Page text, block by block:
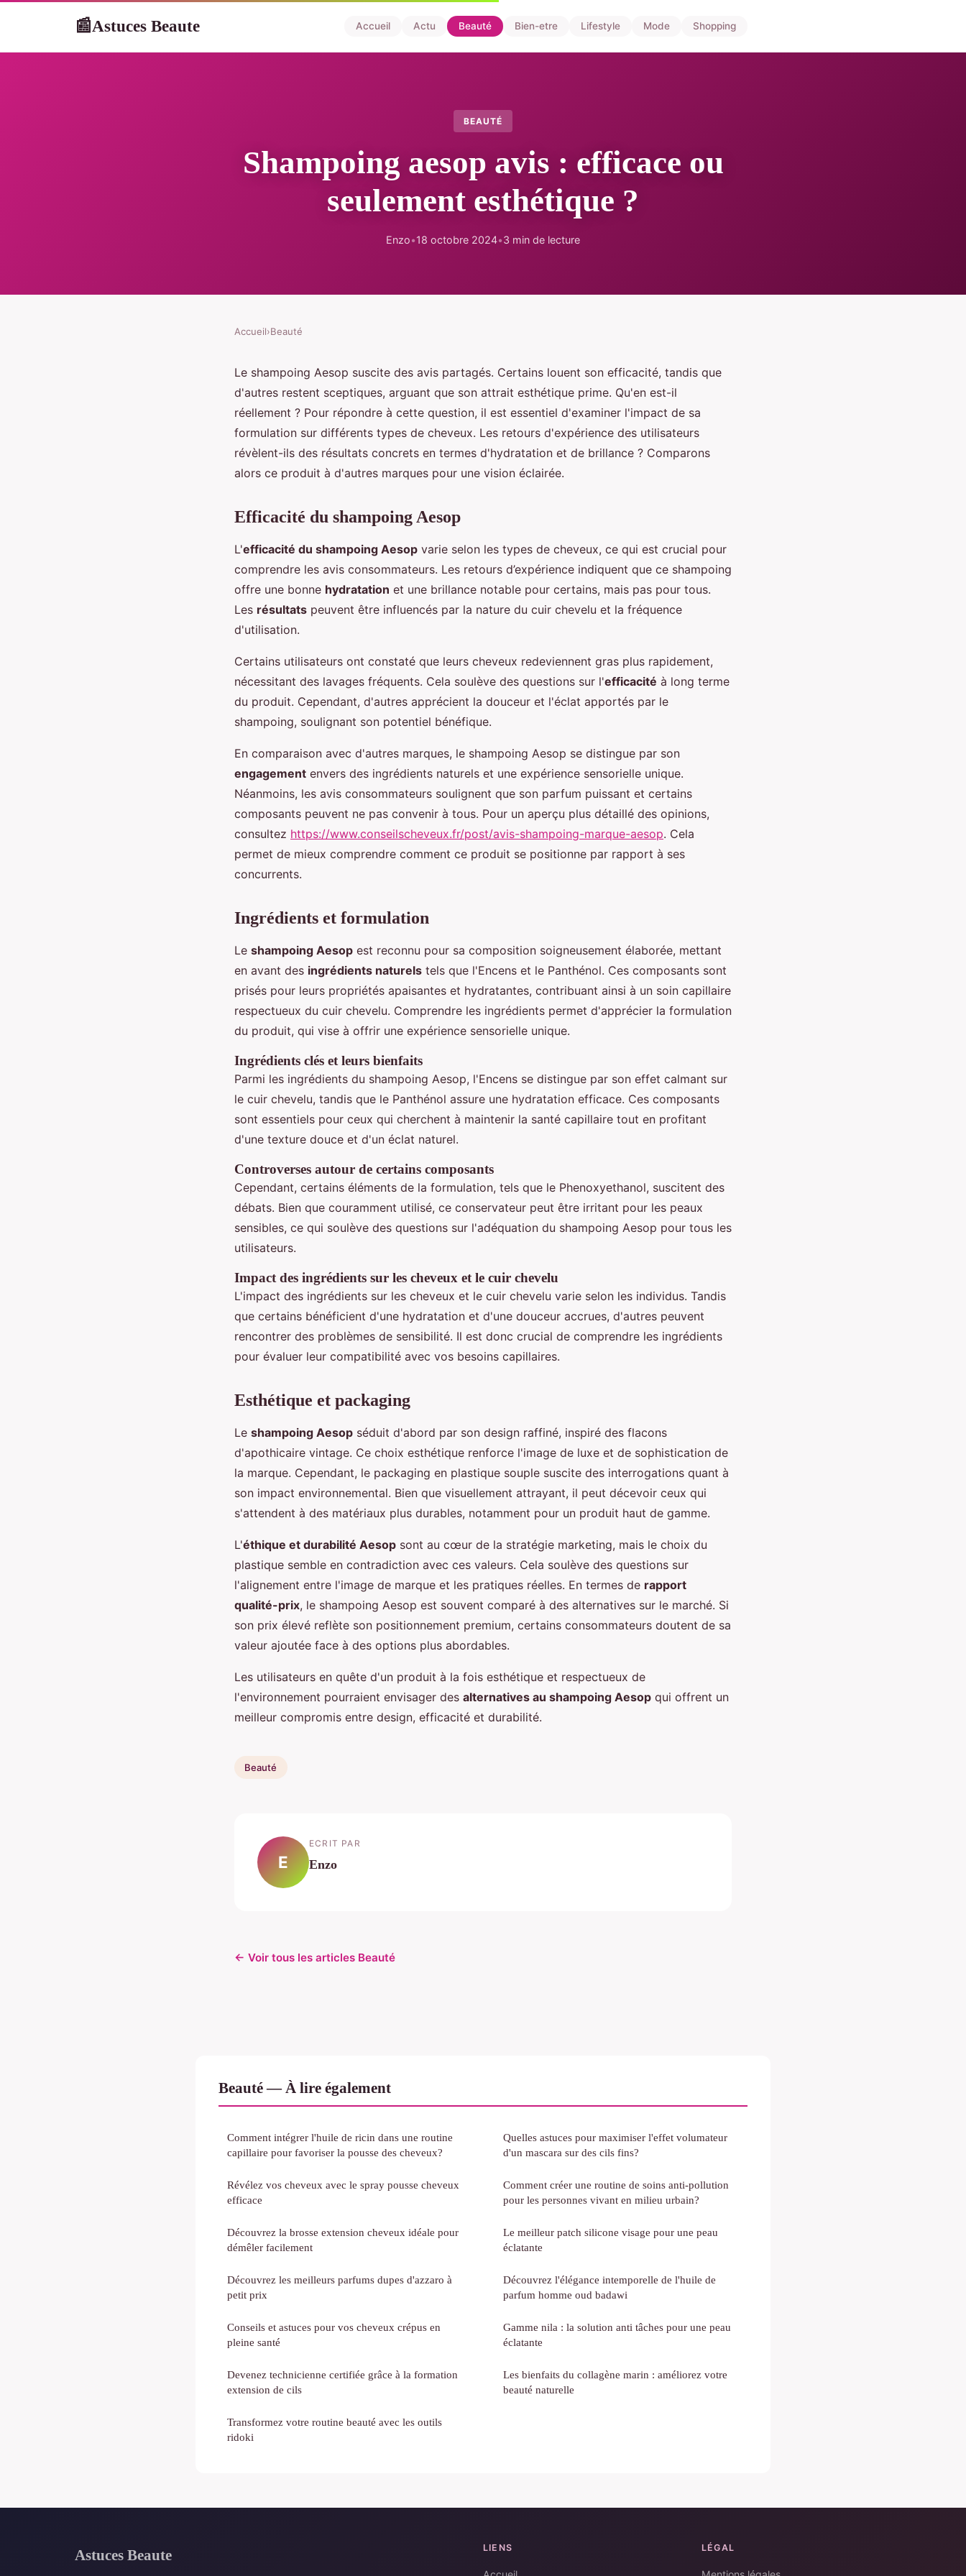
📰Astuces Beaute Accueil Actu Beauté Bien-etre Lifestyle Mode Shopping
BEAUTÉ
Shampoing aesop avis : efficace ou
seulement esthétique ?
Enzo•18 octobre 2024•3 min de lecture
Accueil›Beauté
Le shampoing Aesop suscite des avis partagés. Certains louent son efficacité, tandis que
d'autres restent sceptiques, arguant que son attrait esthétique prime. Qu'en est-il
réellement ? Pour répondre à cette question, il est essentiel d'examiner l'impact de sa
formulation sur différents types de cheveux. Les retours d'expérience des utilisateurs
révèlent-ils des résultats concrets en termes d'hydratation et de brillance ? Comparons
alors ce produit à d'autres marques pour une vision éclairée.
Efficacité du shampoing Aesop
L'efficacité du shampoing Aesop varie selon les types de cheveux, ce qui est crucial pour
comprendre les avis consommateurs. Les retours d’expérience indiquent que ce shampoing
offre une bonne hydratation et une brillance notable pour certains, mais pas pour tous.
Les résultats peuvent être influencés par la nature du cuir chevelu et la fréquence
d'utilisation.
Certains utilisateurs ont constaté que leurs cheveux redeviennent gras plus rapidement,
nécessitant des lavages fréquents. Cela soulève des questions sur l'efficacité à long terme
du produit. Cependant, d'autres apprécient la douceur et l'éclat apportés par le
shampoing, soulignant son potentiel bénéfique.
En comparaison avec d'autres marques, le shampoing Aesop se distingue par son
engagement envers des ingrédients naturels et une expérience sensorielle unique.
Néanmoins, les avis consommateurs soulignent que son parfum puissant et certains
composants peuvent ne pas convenir à tous. Pour un aperçu plus détaillé des opinions,
consultez https://www.conseilscheveux.fr/post/avis-shampoing-marque-aesop. Cela
permet de mieux comprendre comment ce produit se positionne par rapport à ses
concurrents.
Ingrédients et formulation
Le shampoing Aesop est reconnu pour sa composition soigneusement élaborée, mettant
en avant des ingrédients naturels tels que l'Encens et le Panthénol. Ces composants sont
prisés pour leurs propriétés apaisantes et hydratantes, contribuant ainsi à un soin capillaire
respectueux du cuir chevelu. Comprendre les ingrédients permet d'apprécier la formulation
du produit, qui vise à offrir une expérience sensorielle unique.
Ingrédients clés et leurs bienfaits
Parmi les ingrédients du shampoing Aesop, l'Encens se distingue par son effet calmant sur
le cuir chevelu, tandis que le Panthénol assure une hydratation efficace. Ces composants
sont essentiels pour ceux qui cherchent à maintenir la santé capillaire tout en profitant
d'une texture douce et d'un éclat naturel.
Controverses autour de certains composants
Cependant, certains éléments de la formulation, tels que le Phenoxyethanol, suscitent des
débats. Bien que couramment utilisé, ce conservateur peut être irritant pour les peaux
sensibles, ce qui soulève des questions sur l'adéquation du shampoing Aesop pour tous les
utilisateurs.
Impact des ingrédients sur les cheveux et le cuir chevelu
L'impact des ingrédients sur les cheveux et le cuir chevelu varie selon les individus. Tandis
que certains bénéficient d'une hydratation et d'une douceur accrues, d'autres peuvent
rencontrer des problèmes de sensibilité. Il est donc crucial de comprendre les ingrédients
pour évaluer leur compatibilité avec vos besoins capillaires.
Esthétique et packaging
Le shampoing Aesop séduit d'abord par son design raffiné, inspiré des flacons
d'apothicaire vintage. Ce choix esthétique renforce l'image de luxe et de sophistication de
la marque. Cependant, le packaging en plastique souple suscite des interrogations quant à
son impact environnemental. Bien que visuellement attrayant, il peut décevoir ceux qui
s'attendent à des matériaux plus durables, notamment pour un produit haut de gamme.
L'éthique et durabilité Aesop sont au cœur de la stratégie marketing, mais le choix du
plastique semble en contradiction avec ces valeurs. Cela soulève des questions sur
l'alignement entre l'image de marque et les pratiques réelles. En termes de rapport
qualité-prix, le shampoing Aesop est souvent comparé à des alternatives sur le marché. Si
son prix élevé reflète son positionnement premium, certains consommateurs doutent de sa
valeur ajoutée face à des options plus abordables.
Les utilisateurs en quête d'un produit à la fois esthétique et respectueux de
l'environnement pourraient envisager des alternatives au shampoing Aesop qui offrent un
meilleur compromis entre design, efficacité et durabilité.
Beauté
E
ECRIT PAR
Enzo
← Voir tous les articles Beauté
Beauté — À lire également
Comment intégrer l'huile de ricin dans une routine
capillaire pour favoriser la pousse des cheveux?
Révélez vos cheveux avec le spray pousse cheveux
efficace
Découvrez la brosse extension cheveux idéale pour
démêler facilement
Découvrez les meilleurs parfums dupes d'azzaro à
petit prix
Conseils et astuces pour vos cheveux crépus en
pleine santé
Devenez technicienne certifiée grâce à la formation
extension de cils
Transformez votre routine beauté avec les outils
ridoki
Quelles astuces pour maximiser l'effet volumateur
d'un mascara sur des cils fins?
Comment créer une routine de soins anti-pollution
pour les personnes vivant en milieu urbain?
Le meilleur patch silicone visage pour une peau
éclatante
Découvrez l'élégance intemporelle de l'huile de
parfum homme oud badawi
Gamme nila : la solution anti tâches pour une peau
éclatante
Les bienfaits du collagène marin : améliorez votre
beauté naturelle
Astuces Beaute LIENS LÉGAL